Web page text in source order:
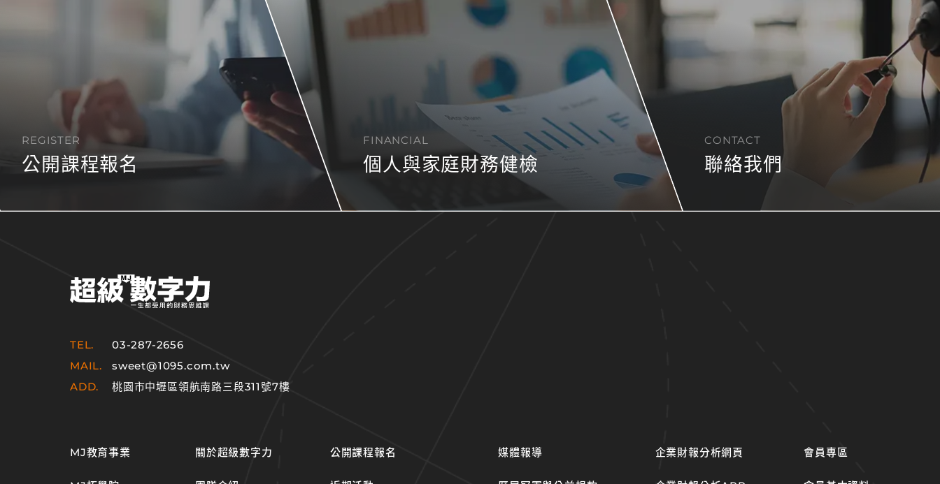
REGISTER
公開課程報名
FINANCIAL
個人與家庭財務健檢
CONTACT
聯絡我們
TEL.
03-287-2656
MAIL.
sweet@1095.com.tw
ADD.
桃園市中壢區領航南路三段311號7樓
MJ教育事業 關於超級數字力 公開課程報名 媒體報導 企業財報分析網頁 會員專區